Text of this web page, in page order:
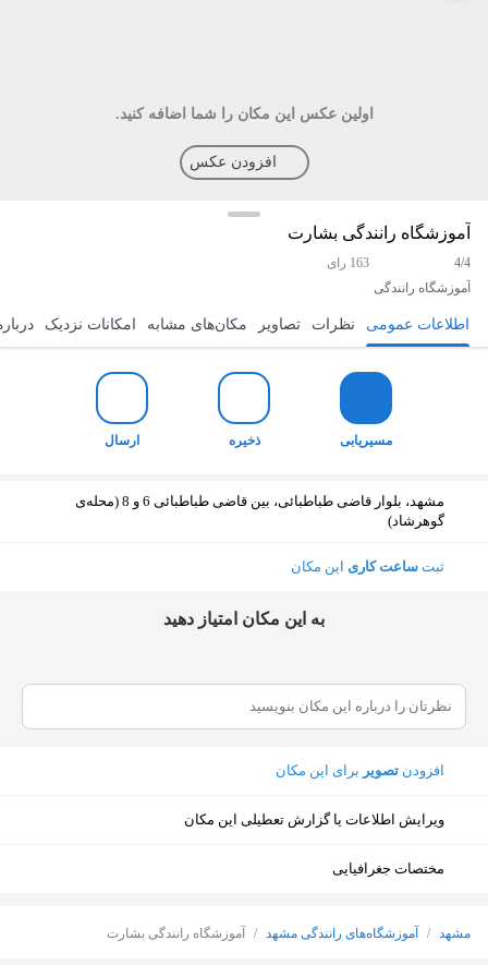
اولین عکس این مکان را شما اضافه کنید.
افزودن عکس
آموزشگاه رانندگی بشارت
4/4
163 رای
آموزشگاه رانندگی
مسیریابی ذخیره ارسال اطلاعات عمومی نظرات تصاویر مکان‌های مشابه امکانات نزدیک
مسیریابی ذخیره ارسال
مشهد، بلوار قاضی طباطبائی، بین قاضی طباطبائی 6 و 8 (محله‌ی
گوهرشاد)
ثبت ساعت کاری این مکان
ﺑﻪ اﯾﻦ ﻣﮑﺎن اﻣﺘﯿﺎز دﻫﯿﺪ
افزودن تصویر برای این مکان
ویرایش اطلاعات یا گزارش تعطیلی این مکان
مختصات جغرافیایی
مشهد / آموزشگاه‌های رانندگی مشهد / آموزشگاه رانندگی بشارتنمایش نقشه